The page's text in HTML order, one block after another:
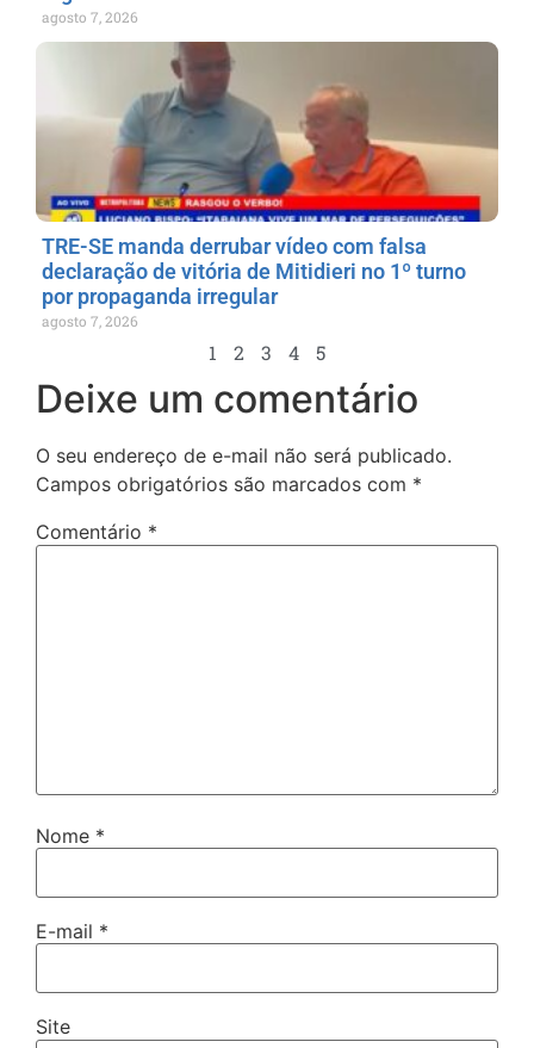
agosto 7, 2026
TRE-SE manda derrubar vídeo com falsa
declaração de vitória de Mitidieri no 1º turno
por propaganda irregular
agosto 7, 2026
1 2 3 4 5
Deixe um comentário
O seu endereço de e-mail não será publicado.
Campos obrigatórios são marcados com *
Comentário *
Nome *
E-mail *
Site